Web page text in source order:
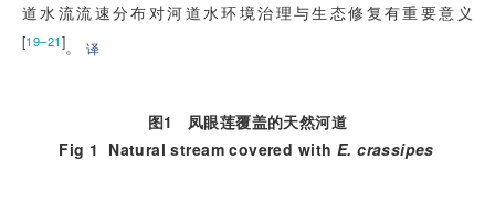
道水流流速分布对河道水环境治理与生态修复有重要意义
[19–21]。 译
图1
凤眼莲覆盖的天然河道
Fig 1 Natural stream covered with E. crassipes